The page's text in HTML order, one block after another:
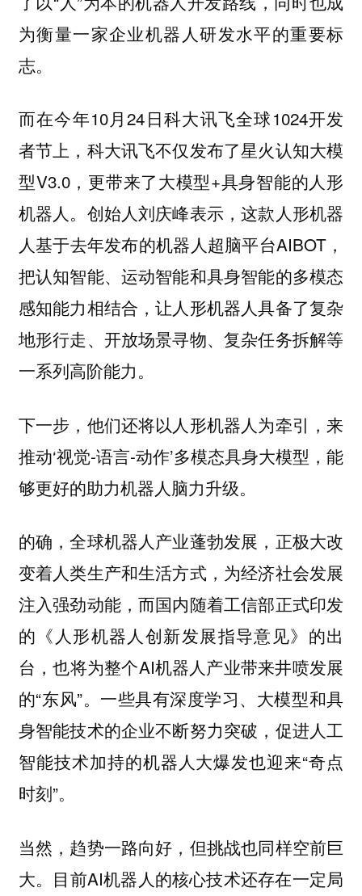
为衡量一家企业机器人研发水平的重要标
志。
而在今年10月24日科大讯飞全球1024开发
者节上，科大讯飞不仅发布了星火认知大模
型V3.0，更带来了大模型+具身智能的人形
机器人。创始人刘庆峰表示，这款人形机器
人基于去年发布的机器人超脑平台AIBOT，
把认知智能、运动智能和具身智能的多模态
感知能力相结合，让人形机器人具备了复杂
地形行走、开放场景寻物、复杂任务拆解等
一系列高阶能力。
下一步，他们还将以人形机器人为牵引，来
推动‘视觉-语言-动作’多模态具身大模型，能
够更好的助力机器人脑力升级。
的确，全球机器人产业蓬勃发展，正极大改
变着人类生产和生活方式，为经济社会发展
注入强劲动能，而国内随着工信部正式印发
的《人形机器人创新发展指导意见》的出
台，也将为整个AI机器人产业带来井喷发展
的“东风”。一些具有深度学习、大模型和具
身智能技术的企业不断努力突破，促进人工
智能技术加持的机器人大爆发也迎来“奇点
时刻”。
当然，趋势一路向好，但挑战也同样空前巨
大。目前AI机器人的核心技术还存在一定局